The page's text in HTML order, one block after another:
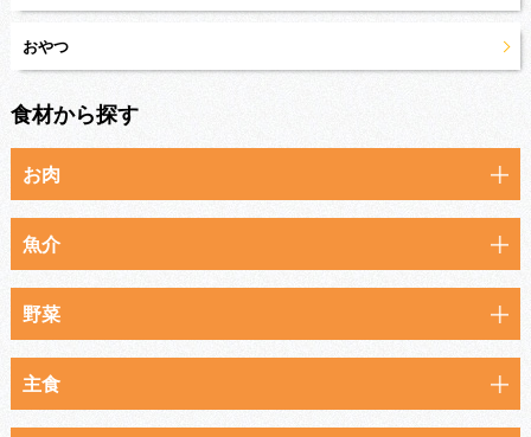
おやつ
食材から探す
お肉
魚介
野菜
主食